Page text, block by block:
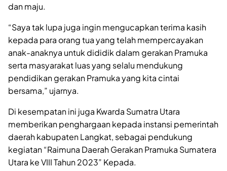
dan maju.
“Saya tak lupa juga ingin mengucapkan terima kasih
kepada para orang tua yang telah mempercayakan
anak-anaknya untuk dididik dalam gerakan Pramuka
serta masyarakat luas yang selalu mendukung
pendidikan gerakan Pramuka yang kita cintai
bersama,” ujarnya.
Di kesempatan ini juga Kwarda Sumatra Utara
memberikan penghargaan kepada instansi pemerintah
daerah kabupaten Langkat, sebagai pendukung
kegiatan “Raimuna Daerah Gerakan Pramuka Sumatera
Utara ke VIII Tahun 2023” Kepada.